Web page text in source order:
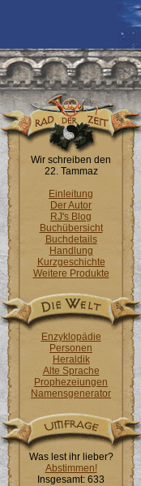
Wir schreiben den
22. Tammaz
Einleitung
Der Autor
RJ's Blog
Buchübersicht
Buchdetails
Handlung
Kurzgeschichte
Weitere Produkte
Enzyklopädie
Personen
Heraldik
Alte Sprache
Prophezeiungen
Namensgenerator
Was lest ihr lieber?
Abstimmen!
Insgesamt: 633